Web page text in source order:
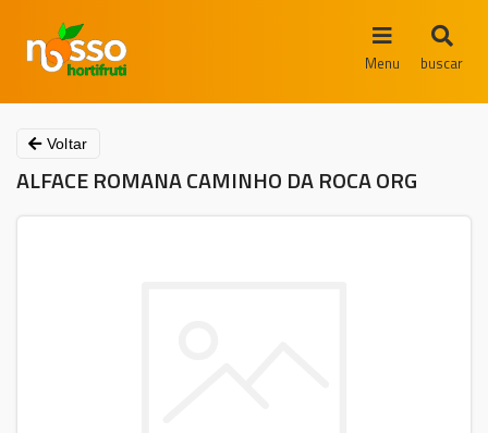
Menu buscar
Voltar
ALFACE ROMANA CAMINHO DA ROCA ORG